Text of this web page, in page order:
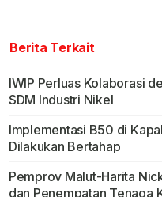
Berita Terkait
IWIP Perluas Kolaborasi
SDM Industri Nikel
Implementasi B50 di
Dilakukan Bertahap
Pemprov Malut-Harita
dan Penempatan Tenaga